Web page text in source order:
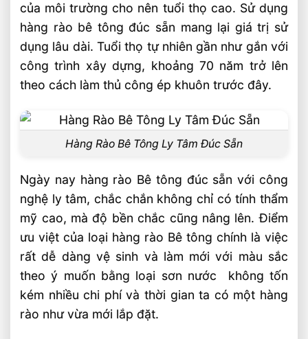
Thi Công Phào Chỉ Xi Măng, Hoa Văn Bê
Tông ⭐️ Tại Vinhomes
của môi trường cho nên tuổi thọ cao. Sử dụng
hàng rào bê tông đúc sẵn mang lại giá trị sử
dụng lâu dài. Tuổi thọ tự nhiên gần như gắn với
công trình xây dựng, khoảng 70 năm trở lên
theo cách làm thủ công ép khuôn trước đây.
Hàng Rào Bê Tông Ly Tâm Đúc Sẵn
Ngày nay hàng rào Bê tông đúc sẵn với công
nghệ ly tâm, chắc chắn không chỉ có tính thẩm
mỹ cao, mà độ bền chắc cũng nâng lên. Điểm
ưu việt của loại hàng rào Bê tông chính là việc
rất dễ dàng vệ sinh và làm mới với màu sắc
theo ý muốn bằng loại sơn nước không tốn
kém nhiều chi phí và thời gian ta có một hàng
rào như vừa mới lắp đặt.